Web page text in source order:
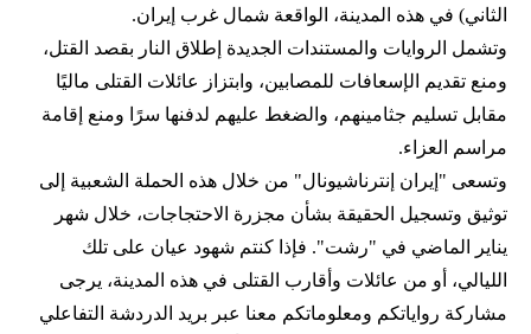
الثاني) في هذه المدينة، الواقعة شمال غرب إيران.
وتشمل الروايات والمستندات الجديدة إطلاق النار بقصد القتل،
ومنع تقديم الإسعافات للمصابين، وابتزاز عائلات القتلى ماليًا
مقابل تسليم جثامينهم، والضغط عليهم لدفنها سرًا ومنع إقامة
مراسم العزاء.
وتسعى "إيران إنترناشيونال" من خلال هذه الحملة الشعبية إلى
توثيق وتسجيل الحقيقة بشأن مجزرة الاحتجاجات، خلال شهر
يناير الماضي في "رشت". فإذا كنتم شهود عيان على تلك
الليالي، أو من عائلات وأقارب القتلى في هذه المدينة، يرجى
مشاركة رواياتكم ومعلوماتكم معنا عبر بريد الدردشة التفاعلي